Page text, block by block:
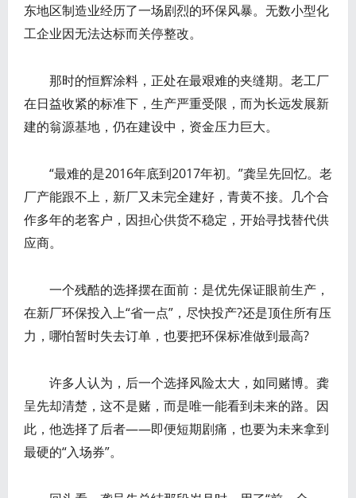
东地区制造业经历了一场剧烈的环保风暴。无数小型化
工企业因无法达标而关停整改。
那时的恒辉涂料，正处在最艰难的夹缝期。老工厂
在日益收紧的标准下，生产严重受限，而为长远发展新
建的翁源基地，仍在建设中，资金压力巨大。
“最难的是2016年底到2017年初。”龚呈先回忆。老
厂产能跟不上，新厂又未完全建好，青黄不接。几个合
作多年的老客户，因担心供货不稳定，开始寻找替代供
应商。
一个残酷的选择摆在面前：是优先保证眼前生产，
在新厂环保投入上“省一点”，尽快投产?还是顶住所有压
力，哪怕暂时失去订单，也要把环保标准做到最高?
许多人认为，后一个选择风险太大，如同赌博。龚
呈先却清楚，这不是赌，而是唯一能看到未来的路。因
此，他选择了后者——即便短期剧痛，也要为未来拿到
最硬的“入场券”。